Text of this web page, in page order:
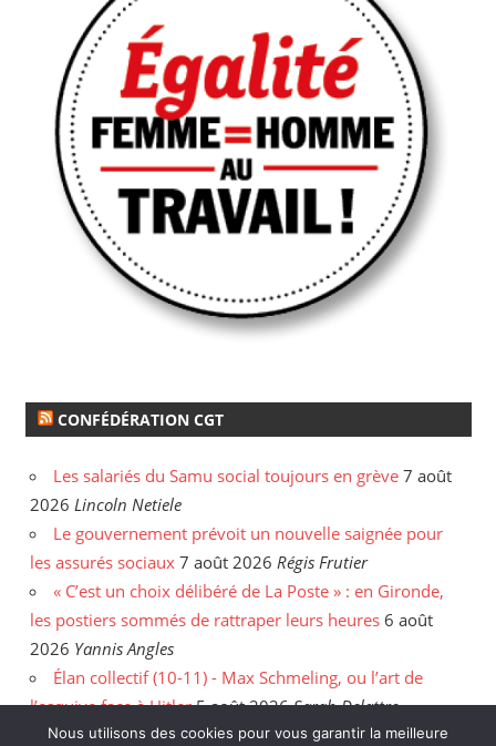
CONFÉDÉRATION CGT
Les salariés du Samu social toujours en grève 7 août
2026 Lincoln Netiele
Le gouvernement prévoit un nouvelle saignée pour
les assurés sociaux 7 août 2026 Régis Frutier
« C’est un choix délibéré de La Poste » : en Gironde,
les postiers sommés de rattraper leurs heures 6 août
2026 Yannis Angles
Élan collectif (10-11) - Max Schmeling, ou l’art de
l’esquive face à Hitler 5 août 2026 Sarah Delattre
Derrière les fermetures de librairies, un secteur en
Nous utilisons des cookies pour vous garantir la meilleure